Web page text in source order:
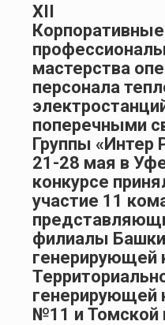
XII
мастерства
персонала
поперечными
Группы «Интер
21-28 мая в
конкурсе
участие 11
филиалы
генерирующей
генерирующей
№11 и Томской